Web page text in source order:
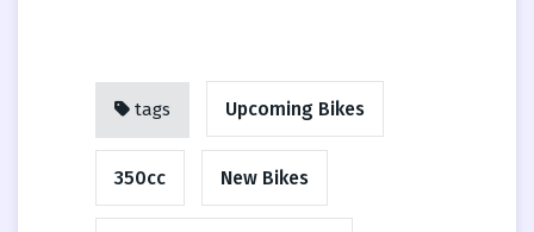
tags Upcoming Bikes
350cc New Bikes